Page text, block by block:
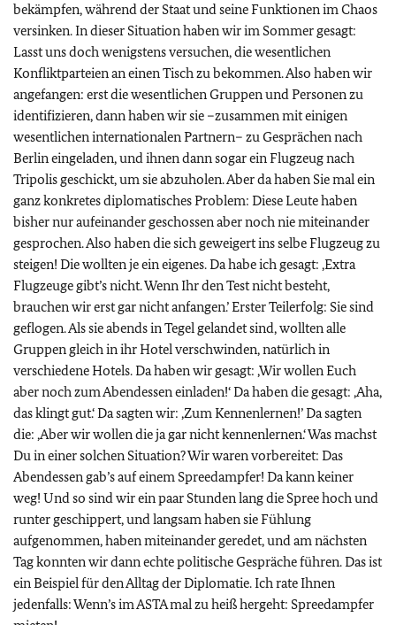
bekämpfen, während der Staat und seine Funktionen im Chaos
versinken. In dieser Situation haben wir im Sommer gesagt:
Lasst uns doch wenigstens versuchen, die wesentlichen
Konfliktparteien an einen Tisch zu bekommen. Also haben wir
angefangen: erst die wesentlichen Gruppen und Personen zu
identifizieren, dann haben wir sie –zusammen mit einigen
wesentlichen internationalen Partnern– zu Gesprächen nach
Berlin eingeladen, und ihnen dann sogar ein Flugzeug nach
Tripolis geschickt, um sie abzuholen. Aber da haben Sie mal ein
ganz konkretes diplomatisches Problem: Diese Leute haben
bisher nur aufeinander geschossen aber noch nie miteinander
gesprochen. Also haben die sich geweigert ins selbe Flugzeug zu
steigen! Die wollten je ein eigenes. Da habe ich gesagt: ‚Extra
Flugzeuge gibt’s nicht. Wenn Ihr den Test nicht besteht,
brauchen wir erst gar nicht anfangen.’ Erster Teilerfolg: Sie sind
geflogen. Als sie abends in Tegel gelandet sind, wollten alle
Gruppen gleich in ihr Hotel verschwinden, natürlich in
verschiedene Hotels. Da haben wir gesagt: ‚Wir wollen Euch
aber noch zum Abendessen einladen!‘ Da haben die gesagt: ‚Aha,
das klingt gut.‘ Da sagten wir: ‚Zum Kennenlernen!’ Da sagten
die: ‚Aber wir wollen die ja gar nicht kennenlernen.‘ Was machst
Du in einer solchen Situation? Wir waren vorbereitet: Das
Abendessen gab’s auf einem Spreedampfer! Da kann keiner
weg! Und so sind wir ein paar Stunden lang die Spree hoch und
runter geschippert, und langsam haben sie Fühlung
aufgenommen, haben miteinander geredet, und am nächsten
Tag konnten wir dann echte politische Gespräche führen. Das ist
ein Beispiel für den Alltag der Diplomatie. Ich rate Ihnen
jedenfalls: Wenn’s im ASTA mal zu heiß hergeht: Spreedampfer